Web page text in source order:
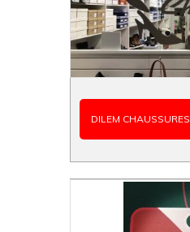
DILEM CHAUSSURES